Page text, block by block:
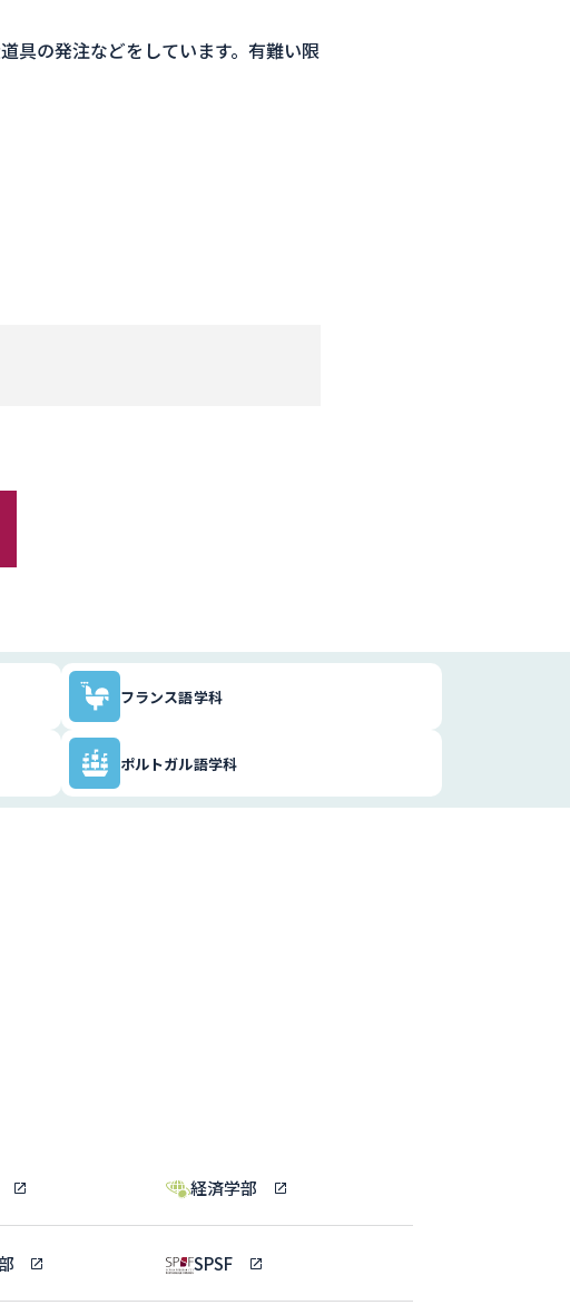
具の発注などをしています。有難い限
フランス語学科
ポルトガル語学科
経済学部
SPSF